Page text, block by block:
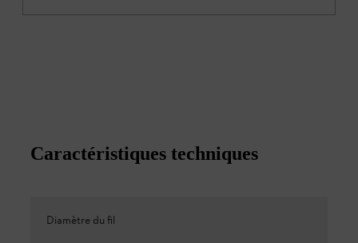
Caractéristiques techniques
Diamètre du fil